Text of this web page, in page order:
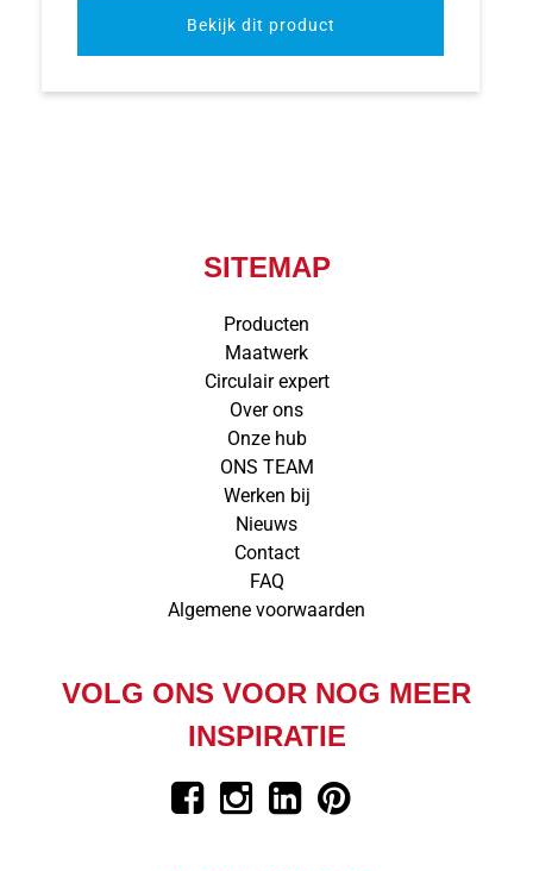
Bekijk dit product
SITEMAP
Producten
Maatwerk
Circulair expert
Over ons
Onze hub
ONS TEAM
Werken bij
Nieuws
Contact
FAQ
Algemene voorwaarden
VOLG ONS VOOR NOG MEER
INSPIRATIE